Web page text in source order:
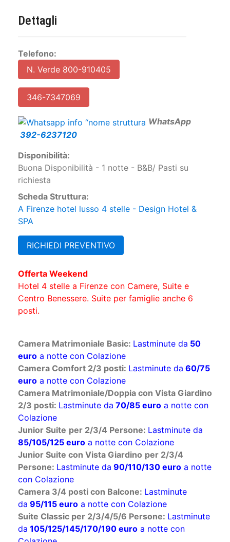
Dettagli
Telefono:
N. Verde 800-910405
346-7347069
WhatsApp
392-6237120
Disponibilità:
Buona Disponibilità - 1 notte - B&B/ Pasti su
richiesta
Scheda Struttura:
A Firenze hotel lusso 4 stelle - Design Hotel &
SPA
RICHIEDI PREVENTIVO
Offerta Weekend
Hotel 4 stelle a Firenze con Camere, Suite e
Centro Benessere. Suite per famiglie anche 6
posti.
Camera Matrimoniale Basic: Lastminute da 50
euro a notte con Colazione
Camera Comfort 2/3 posti: Lastminute da 60/75
euro a notte con Colazione
Camera Matrimoniale/Doppia con Vista Giardino
2/3 posti: Lastminute da 70/85 euro a notte con
Colazione
Junior Suite per 2/3/4 Persone: Lastminute da
85/105/125 euro a notte con Colazione
Junior Suite con Vista Giardino per 2/3/4
Persone: Lastminute da 90/110/130 euro a notte
con Colazione
Camera 3/4 posti con Balcone: Lastminute
da 95/115 euro a notte con Colazione
Suite Classic per 2/3/4/5/6 Persone: Lastminute
da 105/125/145/170/190 euro a notte con